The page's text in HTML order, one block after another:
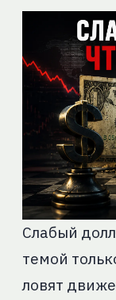
Слабый
темой
ловят